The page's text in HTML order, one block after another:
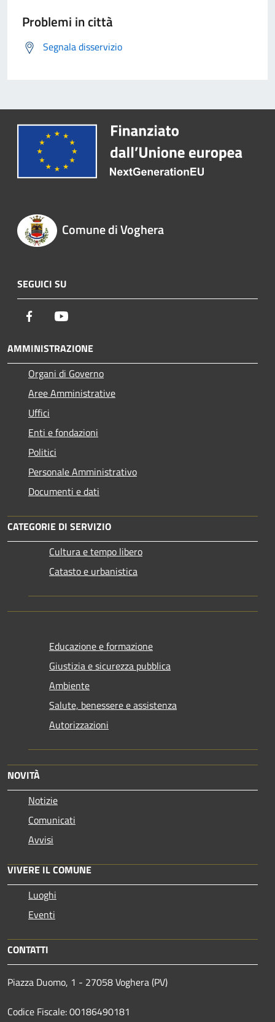
Problemi in città
Segnala disservizio
Comune di Voghera
SEGUICI SU
Facebook
AMMINISTRAZIONE
Organi di Governo
Aree Amministrative
Uffici
Enti e fondazioni
Politici
Personale Amministrativo
Documenti e dati
CATEGORIE DI SERVIZIO
Cultura e tempo libero
Catasto e urbanistica
Educazione e formazione
Giustizia e sicurezza pubblica
Ambiente
Salute, benessere e assistenza
Autorizzazioni
NOVITÀ
Notizie
Comunicati
Avvisi
VIVERE IL COMUNE
Luoghi
Eventi
CONTATTI
Piazza Duomo, 1 - 27058 Voghera (PV)
Codice Fiscale: 00186490181